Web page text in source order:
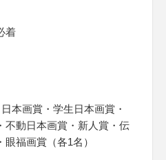
着
本画賞・学生日本画賞・
不動日本画賞・新人賞・伝
福画賞（各1名）